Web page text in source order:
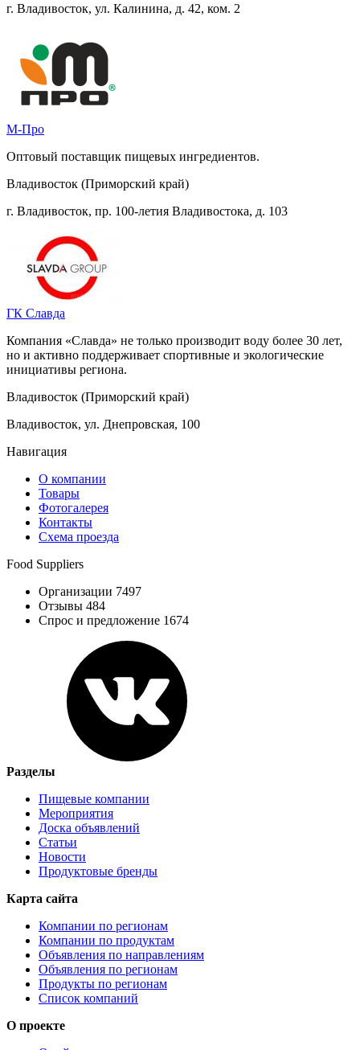
г. Владивосток, ул. Калинина, д. 42, ком. 2
М-Про
Оптовый поставщик пищевых ингредиентов.
Владивосток (Приморский край)
г. Владивосток, пр. 100-летия Владивостока, д. 103
ГК Славда
Компания «Славда» не только производит воду более 30 лет,
но и активно поддерживает спортивные и экологические
инициативы региона.
Владивосток (Приморский край)
Владивосток, ул. Днепровская, 100
Навигация
О компании
Товары
Фотогалерея
Контакты
Схема проезда
Food Suppliers
Организации 7497
Отзывы 484
Спрос и предложение 1674
Разделы
Пищевые компании
Мероприятия
Доска объявлений
Статьи
Новости
Продуктовые бренды
Карта сайта
Компании по регионам
Компании по продуктам
Объявления по направлениям
Объявления по регионам
Продукты по регионам
Список компаний
О проекте